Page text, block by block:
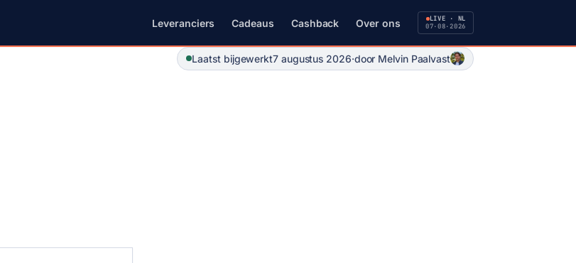
Leveranciers Cadeaus Cashback Over ons
LIVE · NL
07·08·2026
Laatst bijgewerkt7 augustus 2026·door Melvin Paalvast